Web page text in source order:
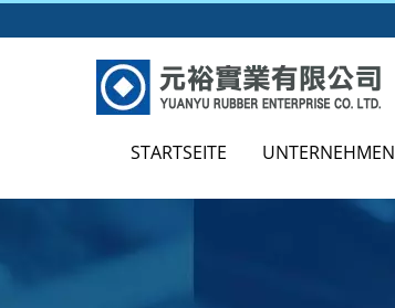
STARTSEITE UNTERNEHMEN